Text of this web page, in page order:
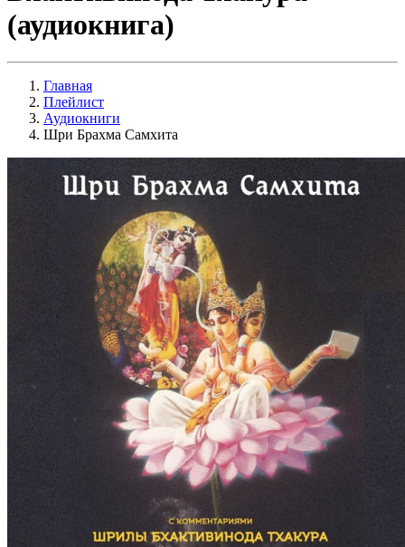
(аудиокнига)
Главная
Плейлист
Аудиокниги
Шри Брахма Самхита